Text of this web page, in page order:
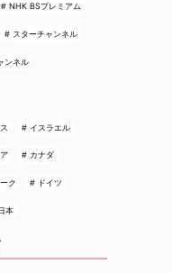
NHK BSプレミアム
スターチャンネル
ンネル
イスラエル
カナダ
ク ドイツ
本